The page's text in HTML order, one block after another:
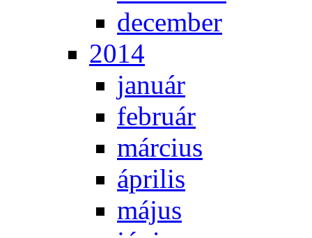
de­cem­ber
2014
ja­nu­ár
feb­ru­ár
már­ci­us
áp­ri­lis
má­jus